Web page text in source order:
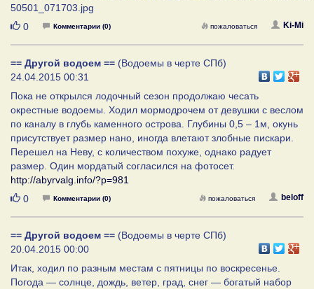
50501_071703.jpg
Нравится
0 Комментарии (0) Ki-Mi
пожаловаться
== Другой водоем == (Водоемы в черте СПб)
24.04.2015 00:31
Пока не открылся лодочный сезон продолжаю чесать
окрестные водоемы. Ходил мормодрочем от девушки с веслом
по каналу в глубь каменного острова. Глубины 0,5 – 1м, окунь
присутствует размер нано, иногда влетают злобные пискари.
Перешел на Неву, с количеством похуже, однако радует
размер. Один мордатый согласился на фотосет.
http://abyrvalg.info/?p=981
Нравится
0 Комментарии (0) beloff
пожаловаться
== Другой водоем == (Водоемы в черте СПб)
20.04.2015 00:00
Итак, ходил по разным местам с пятницы по воскресенье.
Погода — солнце, дождь, ветер, град, снег — богатый набор